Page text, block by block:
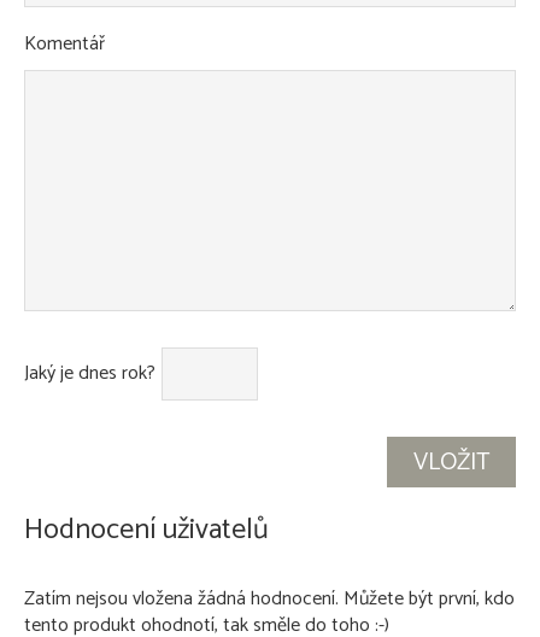
Komentář
Jaký je dnes rok?
Hodnocení uživatelů
Zatím nejsou vložena žádná hodnocení. Můžete být první, kdo
tento produkt ohodnotí, tak směle do toho :-)